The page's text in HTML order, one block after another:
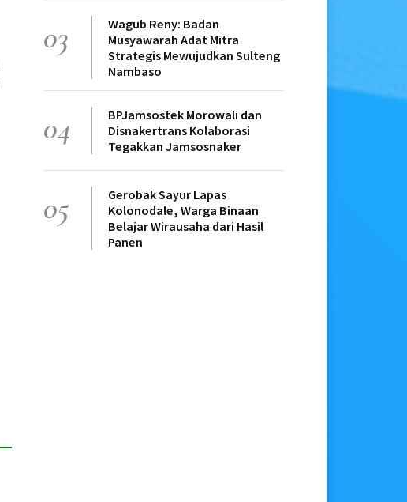
03
Wagub Reny: Badan
Musyawarah Adat Mitra
Strategis Mewujudkan Sulteng
Nambaso
04
BPJamsostek Morowali dan
Disnakertrans Kolaborasi
Tegakkan Jamsosnaker
05
Gerobak Sayur Lapas
Kolonodale, Warga Binaan
Belajar Wirausaha dari Hasil
Panen